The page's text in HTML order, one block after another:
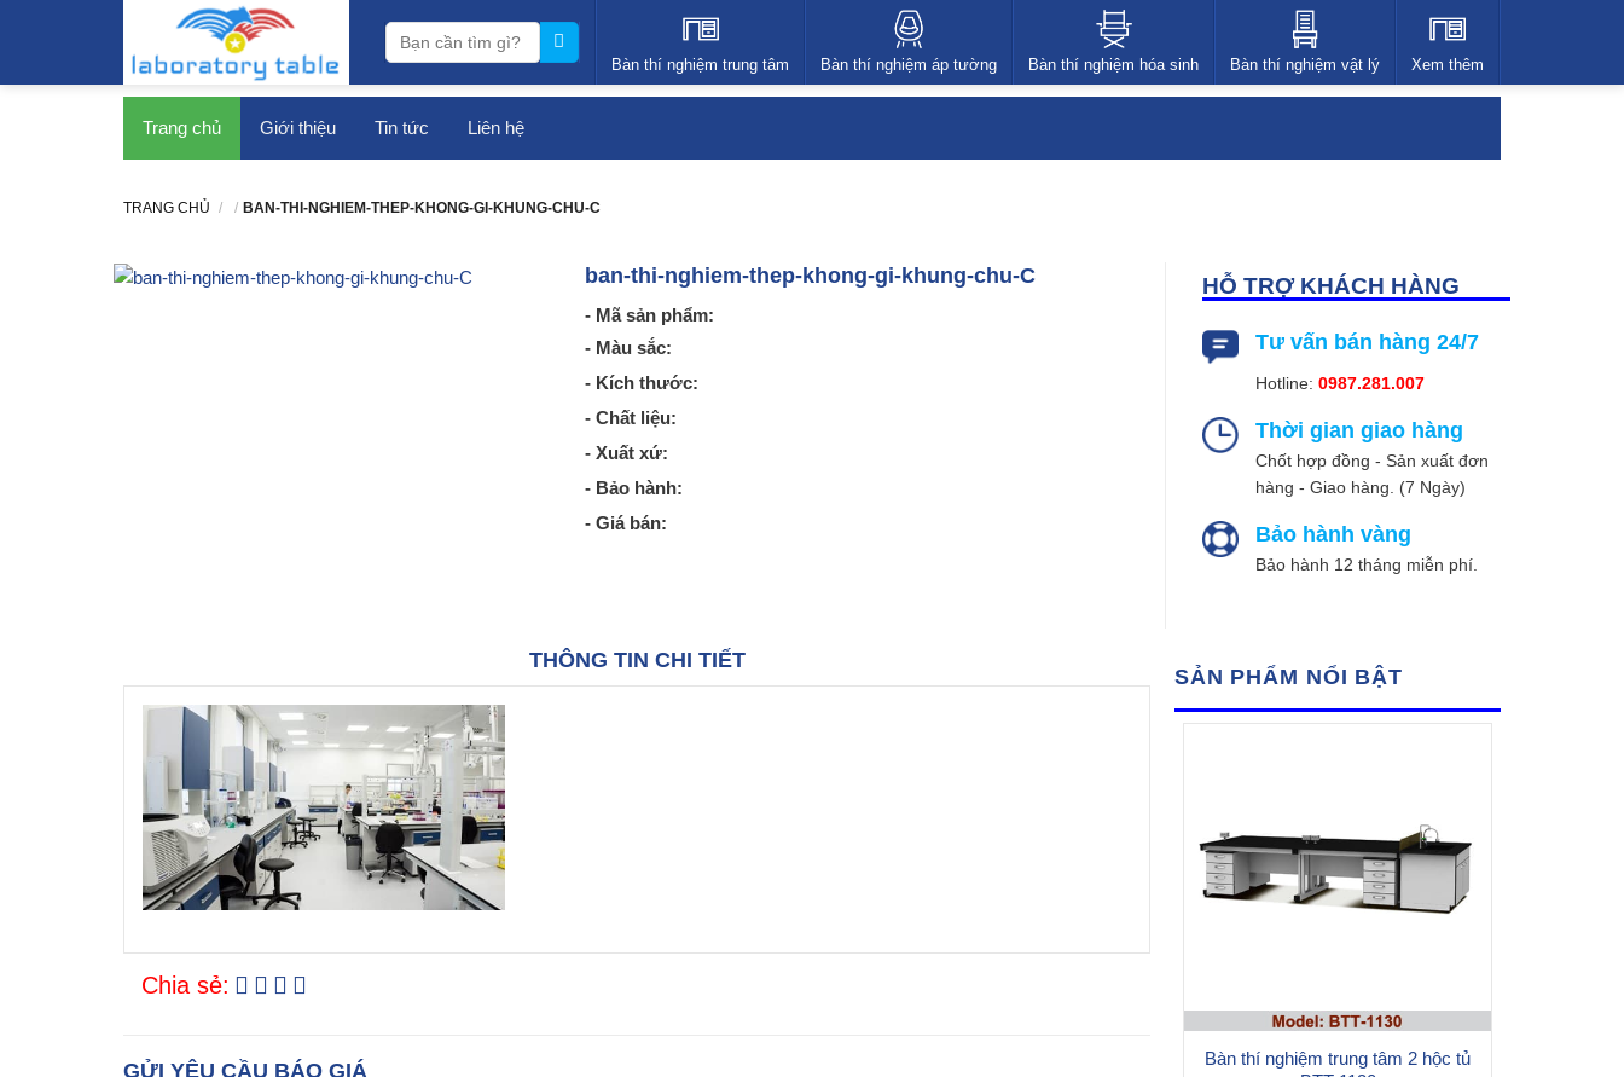
bàn thí nghiệm Bàn thí nghiệm trung tâm Bàn thí nghiệm áp tường Bàn thí nghiệm hóa sinh Bàn thí nghiệm vật lý Xem thêm
Trang chủ Giới thiệu Tin tức Liên hệ
TRANG CHỦ / / BAN-THI-NGHIEM-THEP-KHONG-GI-KHUNG-CHU-C
ban-thi-nghiem-thep-khong-gi-khung-chu-C
- Mã sản phẩm:
- Màu sắc:
- Kích thước:
- Chất liệu:
- Xuất xứ:
- Bảo hành:
- Giá bán:
HỖ TRỢ KHÁCH HÀNG
Tư vấn bán hàng 24/7
Hotline: 0987.281.007
Thời gian giao hàng
Chốt hợp đồng - Sản xuất đơn
hàng - Giao hàng. (7 Ngày)
Bảo hành vàng
Bảo hành 12 tháng miễn phí.
THÔNG TIN CHI TIẾT
Chia sẻ:
GỬI YÊU CẦU BÁO GIÁ
SẢN PHẨM NỔI BẬT
Bàn thí nghiệm trung tâm 2 hộc tủ